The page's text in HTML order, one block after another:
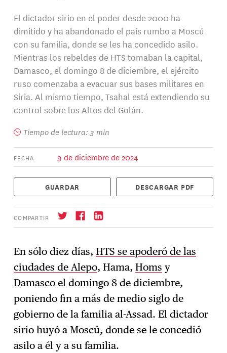
El dictador sirio en el poder desde 2000 ha
dimitido y ha abandonado el país rumbo a Moscú
con su familia, donde se les ha concedido asilo.
Mientras los rebeldes de HTS tomaban la capital,
Damasco, el domingo 8 de diciembre, el ejército
ruso comenzaba a evacuar sus bases militares en
Siria. Al mismo tiempo, Tsahal está extendiendo su
control sobre los Altos del Golán.
Tiempo de lectura: 3 min
FECHA 9 de diciembre de 2024
GUARDAR DESCARGAR PDF
COMPARTIR
→ Suscríbase
En sólo diez días,HTS se apoderó de las
ciudades de Alepo, Hama,Homs y
Damasco el domingo 8 de diciembre,
poniendo fin a más de medio siglo de
gobierno de la familia al-Assad. El dictador
sirio huyó a Moscú, donde se le concedió
asilo a él y a su familia.